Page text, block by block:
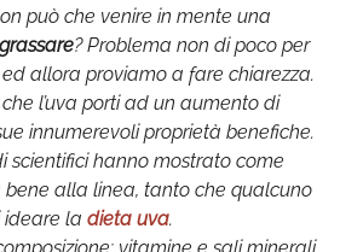
può che venire in mente una
? Problema non di poco per
allora proviamo a fare chiarezza.
l’uva porti ad un aumento di
innumerevoli proprietà benefiche.
scientifici hanno mostrato come
alla linea, tanto che qualcuno
ideare la dieta uva.
vitamine e sali minerali